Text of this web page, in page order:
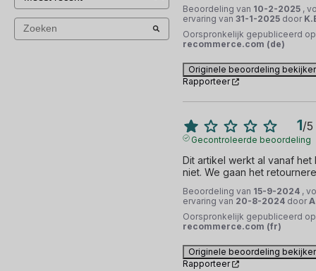
Beoordeling van 10-2-2025 ,
ervaring van 31-1-2025 door
Oorspronkelijk gepubliceerd op
recommerce.com (de)
Originele beoordeling
Rapporteer
1/5
Gecontroleerde beoordeling
Dit artikel werkt al vanaf het
niet. We gaan het
Beoordeling van 15-9-2024 ,
ervaring van 20-8-2024 door
Oorspronkelijk gepubliceerd op
recommerce.com (fr)
Originele beoordeling
Rapporteer